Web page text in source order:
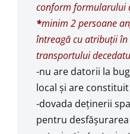
conform formularului
*minim 2 persoane
întreagă cu atribuţii în
transportului
-nu are datorii la
local şi are
-dovada deţinerii
pentru